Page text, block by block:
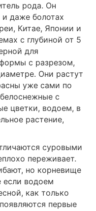
рода. Он
и даже болотах
Китае, Японии и
с глубиной от 5
для
с разрезом,
Они растут
уже сами по
с
цветки, водоем, в
растение,
суровыми
переживает.
но корневище
если водоем
как только
первые